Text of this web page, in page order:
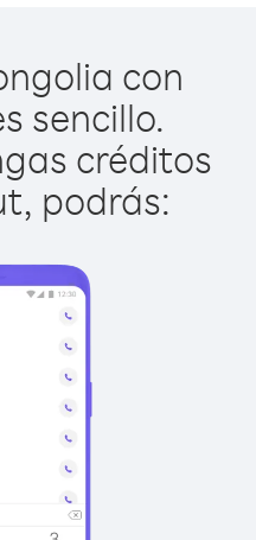
con
sencillo.
créditos
podrás: